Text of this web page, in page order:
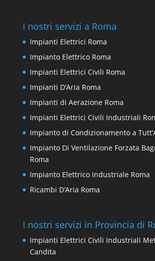
I nostri servizi a Roma
Impianti Elettrici Roma
Impianto Elettrico Roma
Impianti Elettrici Civili Roma
Impianti D’Aria Roma
Impianti di Aerazione Roma
Impianti Elettrici Civili Industriali
Impianto di Condizionamento a
Impianto Di Ventilazione Forzata
Roma
Impianto Elettrico Industriale Roma
Ricambi D’Aria Roma
I nostri servizi in Provincia di
Impianti Elettrici Civili Industriali
Candita